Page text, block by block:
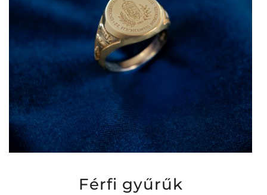
Férfi gyűrűk